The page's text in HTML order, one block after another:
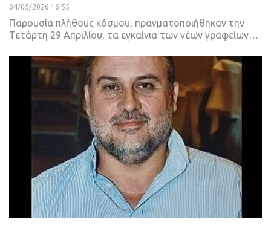
04/05/2026 16:55
Παρουσία πλήθους κόσμου, πραγματοποιήθηκαν την
Τετάρτη 29 Απριλίου, τα εγκαίνια των νέων γραφείων…